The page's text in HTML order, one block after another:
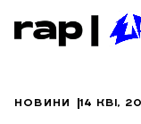
НОВИНИ 14 КВІ,